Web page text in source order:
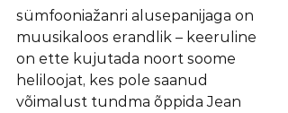
sümfooniažanri alusepanijaga on
muusikaloos erandlik – keeruline
on ette kujutada noort soome
heliloojat, kes pole saanud
võimalust tundma õppida Jean